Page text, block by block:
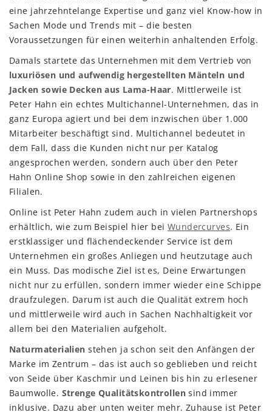
eine jahrzehntelange Expertise und ganz viel Know-how in
Sachen Mode und Trends mit – die besten
Voraussetzungen für einen weiterhin anhaltenden Erfolg.
Damals startete das Unternehmen mit dem Vertrieb von
luxuriösen und aufwendig hergestellten Mänteln und
Jacken sowie Decken aus Lama-Haar. Mittlerweile ist
Peter Hahn ein echtes Multichannel-Unternehmen, das in
ganz Europa agiert und bei dem inzwischen über 1.000
Mitarbeiter beschäftigt sind. Multichannel bedeutet in
dem Fall, dass die Kunden nicht nur per Katalog
angesprochen werden, sondern auch über den Peter
Hahn Online Shop sowie in den zahlreichen eigenen
Filialen.
Online ist Peter Hahn zudem auch in vielen Partnershops
erhältlich, wie zum Beispiel hier bei Wundercurves. Ein
erstklassiger und flächendeckender Service ist dem
Unternehmen ein großes Anliegen und heutzutage auch
ein Muss. Das modische Ziel ist es, Deine Erwartungen
nicht nur zu erfüllen, sondern immer wieder eine Schippe
draufzulegen. Darum ist auch die Qualität extrem hoch
und mittlerweile wird auch in Sachen Nachhaltigkeit vor
allem bei den Materialien aufgeholt.
Naturmaterialien stehen ja schon seit den Anfängen der
Marke im Zentrum – das ist auch so geblieben und reicht
von Seide über Kaschmir und Leinen bis hin zu erlesener
Baumwolle. Strenge Qualitätskontrollensind immer
inklusive. Dazu aber unten weiter mehr. Zuhause ist Peter